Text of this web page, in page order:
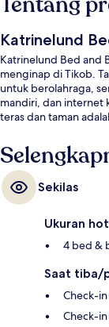
Katrinelund
Katrinelund Bed and
menginap di Tikob.
untuk berolahraga,
mandiri, dan internet
teras dan taman
Sekilas
Ukuran
4 bed &
Saat tiba/
Check-
Check-